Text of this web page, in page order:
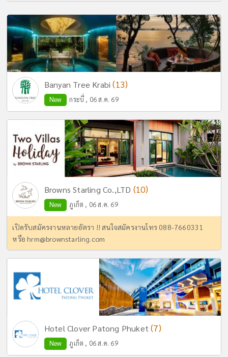
Banyan Tree Krabi(13)
New กระบี่ , 06 ส.ค. 69
Browns Starling Co.,LTD (10)
New ภูเก็ต , 06 ส.ค. 69
เปิดรับสมัครงานหลายอัตรา !! สนใจสมัครงานโทร 088-7660331
หรือhrm@brownstarling.com
Hotel Clover Patong Phuket(7)
New ภูเก็ต , 06 ส.ค. 69